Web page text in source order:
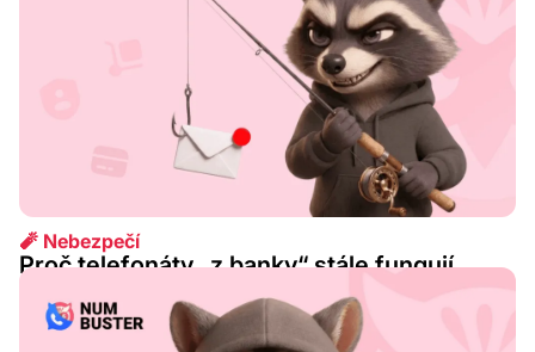
🧨 Nebezpečí
Proč telefonáty „z banky“ stále fungují